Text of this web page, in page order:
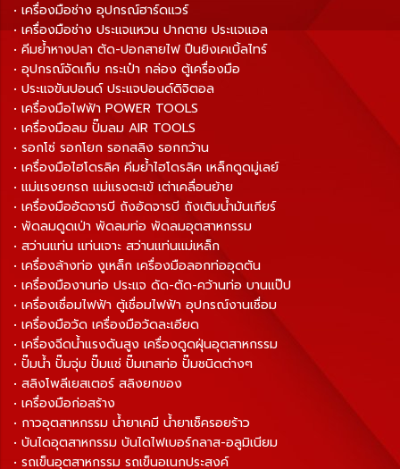
• เครื่องมือช่าง อุปกรณ์ฮาร์ดแวร์
• เครื่องมือช่าง ประแจแหวน ปากตาย ประแจแอล
• คีมย้ำหางปลา ตัด-ปอกสายไฟ ปืนยิงเคเบิ้ลไทร์
• อุปกรณ์จัดเก็บ กระเป๋า กล่อง ตู้เครื่องมือ
• ประแจขันปอนด์ ประแจปอนด์ดิจิตอล
• เครื่องมือไฟฟ้า POWER TOOLS
• เครื่องมือลม ปั๊มลม AIR TOOLS
• รอกโซ่ รอกโยก รอกสลิง รอกกว้าน
• เครื่องมือไฮโดรลิค คีมย้ำไฮโดรลิค เหล็กดูดมู่เลย์
• แม่แรงยกรถ แม่แรงตะเข้ เต่าเคลื่อนย้าย
• เครื่องมืออัดจารบี ถังอัดจารบี ถังเติมน้ำมันเกียร์
• พัดลมดูดเป่า พัดลมท่อ พัดลมอุตสาหกรรม
• สว่านแท่น แท่นเจาะ สว่านแท่นแม่เหล็ก
• เครื่องล้างท่อ งูเหล็ก เครื่องมือลอกท่ออุดตัน
• เครื่องมืองานท่อ ประแจ ดัด-ตัด-คว้านท่อ บานแป๊ป
• เครื่องเชื่อมไฟฟ้า ตู้เชื่อมไฟฟ้า อุปกรณ์งานเชื่อม
• เครื่องมือวัด เครื่องมือวัดละเอียด
• เครื่องฉีดน้ำแรงดันสูง เครื่องดูดฝุ่นอุตสาหกรรม
• ปั๊มน้ำ ปั๊มจุ่ม ปั๊มแช่ ปั๊มเทสท่อ ปั๊มชนิดต่างๆ
• สลิงโพลีเยสเตอร์ สลิงยกของ
• เครื่องมือก่อสร้าง
• กาวอุตสาหกรรม น้ำยาเคมี น้ำยาเช็ครอยร้าว
• บันไดอุตสาหกรรม บันไดไฟเบอร์กลาส-อลูมิเนียม
• รถเข็นอุตสาหกรรม รถเข็นอเนกประสงค์